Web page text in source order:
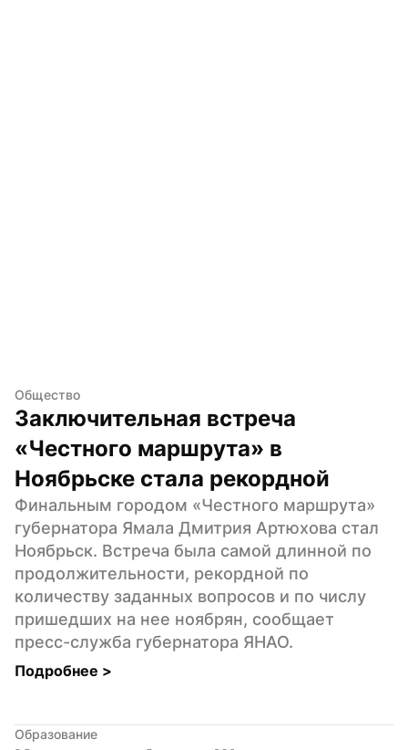
Общество
Заключительная встреча
«Честного маршрута» в
Ноябрьске стала рекордной
Финальным городом «Честного маршрута»
губернатора Ямала Дмитрия Артюхова стал
Ноябрьск. Встреча была самой длинной по
продолжительности, рекордной по
количеству заданных вопросов и по числу
пришедших на нее ноябрян, сообщает
пресс-служба губернатора ЯНАО.
Подробнее >
Образование